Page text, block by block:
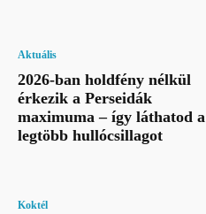
Aktuális
2026-ban holdfény nélkül
érkezik a Perseidák
maximuma – így láthatod a
legtöbb hullócsillagot
Koktél